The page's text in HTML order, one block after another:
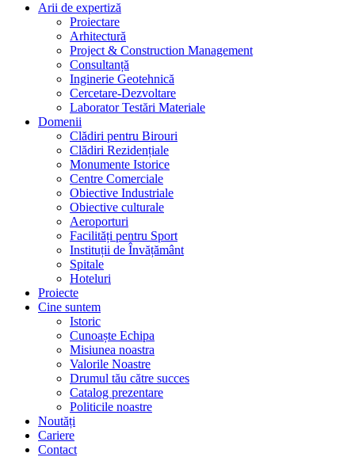
Arii de expertiză
Proiectare
Arhitectură
Project & Construction Management
Consultanță
Inginerie Geotehnică
Cercetare-Dezvoltare
Laborator Testări Materiale
Domenii
Clădiri pentru Birouri
Clădiri Rezidențiale
Monumente Istorice
Centre Comerciale
Obiective Industriale
Obiective culturale
Aeroporturi
Facilități pentru Sport
Instituții de Învățământ
Spitale
Hoteluri
Proiecte
Cine suntem
Istoric
Cunoaște Echipa
Misiunea noastra
Valorile Noastre
Drumul tău către succes
Catalog prezentare
Politicile noastre
Noutăți
Cariere
Contact